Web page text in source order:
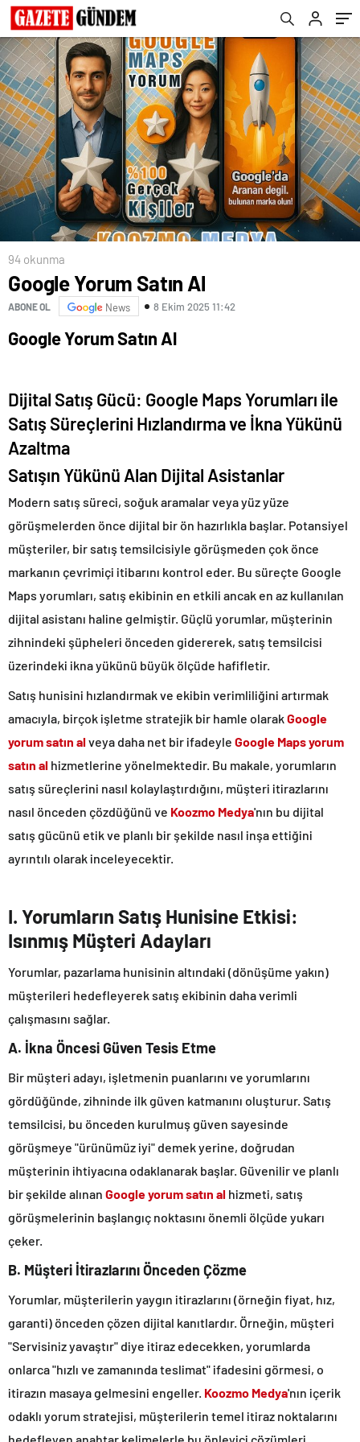
94 okunma
Google Yorum Satın Al
ABONE OL News 8 Ekim 2025 11:42
Google Yorum Satın Al
Dijital Satış Gücü: Google Maps Yorumları ile
Satış Süreçlerini Hızlandırma ve İkna Yükünü
Azaltma
Satışın Yükünü Alan Dijital Asistanlar
Modern satış süreci, soğuk aramalar veya yüz yüze
görüşmelerden önce dijital bir ön hazırlıkla başlar. Potansiyel
müşteriler, bir satış temsilcisiyle görüşmeden çok önce
markanın çevrimiçi itibarını kontrol eder. Bu süreçte Google
Maps yorumları, satış ekibinin en etkili ancak en az kullanılan
dijital asistanı haline gelmiştir. Güçlü yorumlar, müşterinin
zihnindeki şüpheleri önceden gidererek, satış temsilcisi
üzerindeki ikna yükünü büyük ölçüde hafifletir.
Satış hunisini hızlandırmak ve ekibin verimliliğini artırmak
amacıyla, birçok işletme stratejik bir hamle olarakGoogle
yorum satın alveya daha net bir ifadeyle Google Maps yorum
satın al hizmetlerine yönelmektedir. Bu makale, yorumların
satış süreçlerini nasıl kolaylaştırdığını, müşteri itirazlarını
nasıl önceden çözdüğünü ve Koozmo Medya'nın bu dijital
satış gücünü etik ve planlı bir şekilde nasıl inşa ettiğini
ayrıntılı olarak inceleyecektir.
I. Yorumların Satış Hunisine Etkisi:
Isınmış Müşteri Adayları
Yorumlar, pazarlama hunisinin altındaki (dönüşüme yakın)
müşterileri hedefleyerek satış ekibinin daha verimli
çalışmasını sağlar.
A. İkna Öncesi Güven Tesis Etme
Bir müşteri adayı, işletmenin puanlarını ve yorumlarını
gördüğünde, zihninde ilk güven katmanını oluşturur. Satış
temsilcisi, bu önceden kurulmuş güven sayesinde
görüşmeye "ürünümüz iyi" demek yerine, doğrudan
müşterinin ihtiyacına odaklanarak başlar. Güvenilir ve planlı
bir şekilde alınan Google yorum satın al hizmeti, satış
görüşmelerinin başlangıç noktasını önemli ölçüde yukarı
çeker.
B. Müşteri İtirazlarını Önceden Çözme
Yorumlar, müşterilerin yaygın itirazlarını (örneğin fiyat, hız,
garanti) önceden çözen dijital kanıtlardır. Örneğin, müşteri
"Servisiniz yavaştır" diye itiraz edecekken, yorumlarda
onlarca "hızlı ve zamanında teslimat" ifadesini görmesi, o
itirazın masaya gelmesini engeller. Koozmo Medya'nın içerik
odaklı yorum stratejisi, müşterilerin temel itiraz noktalarını